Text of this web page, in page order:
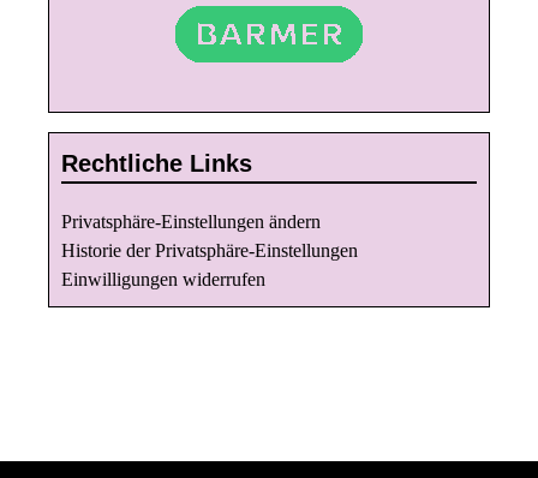
Rechtliche Links
Privatsphäre-Einstellungen ändern
Historie der Privatsphäre-Einstellungen
Einwilligungen widerrufen